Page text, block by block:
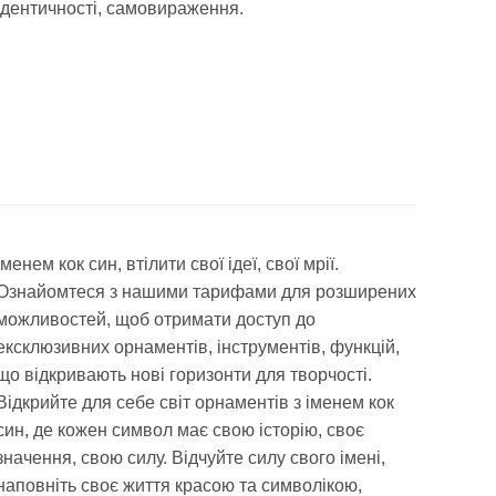
самовираження.
кок син, втілити свої ідеї, свої мрії.
з нашими тарифами для розширених
щоб отримати доступ до
орнаментів, інструментів, функцій,
відкривають нові горизонти для творчості.
для себе світ орнаментів з іменем кок
де кожен символ має свою історію, своє
свою силу. Відчуйте силу свого імені,
своє життя красою та символікою,